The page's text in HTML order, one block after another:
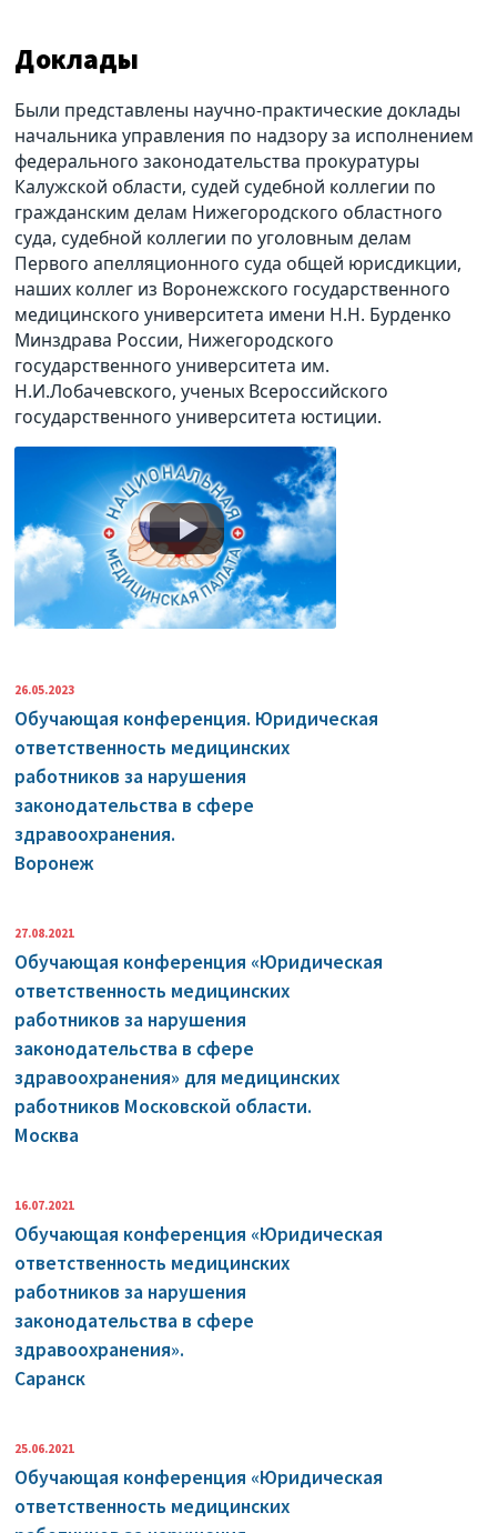
Доклады
Были представлены научно-практические доклады
начальника управления по надзору за исполнением
федерального законодательства прокуратуры
Калужской области, судей судебной коллегии по
гражданским делам Нижегородского областного
суда, судебной коллегии по уголовным делам
Первого апелляционного суда общей юрисдикции,
наших коллег из Воронежского государственного
медицинского университета имени Н.Н. Бурденко
Минздрава России, Нижегородского
государственного университета им.
Н.И.Лобачевского, ученых Всероссийского
государственного университета юстиции.
26.05.2023
Обучающая конференция. Юридическая
ответственность медицинских
работников за нарушения
законодательства в сфере
здравоохранения.
Воронеж
27.08.2021
Обучающая конференция «Юридическая
ответственность медицинских
работников за нарушения
законодательства в сфере
здравоохранения» для медицинских
работников Московской области.
Москва
16.07.2021
Обучающая конференция «Юридическая
ответственность медицинских
работников за нарушения
законодательства в сфере
здравоохранения».
Саранск
25.06.2021
Обучающая конференция «Юридическая
ответственность медицинских